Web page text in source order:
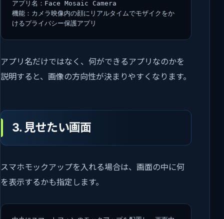
アプリ名：Face Mosaic Camera
機能：カメラ映像内の顔にリアルタイムでモザイクをか
けるプライバシー保護アプリ
アプリ名だけではなく、何ができるアプリなのかを
説明すると、画像の方向性が決まりやすくなります。
3. 見せたい画面
スマホモックアップを入れる場合は、画面の中に何
を表示するかも指定します。